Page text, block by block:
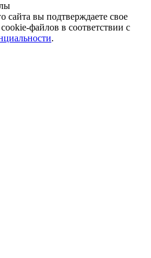
сайта вы подтверждаете свое
файлов в соответствии с
.